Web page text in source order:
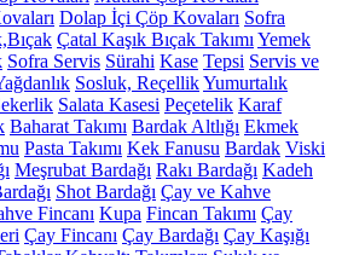
Dolap İçi Çöp Kovaları Sofra
Çatal Kaşık Bıçak Takımı Yemek
Sofra Servis Sürahi Kase Tepsi Servis ve
Sosluk, ReçellikYumurtalık
Salata Kasesi Peçetelik Karaf
Baharat Takımı Bardak Altlığı Ekmek
Pasta Takımı Kek Fanusu Bardak Viski
Meşrubat Bardağı Rakı Bardağı Kadeh
Shot Bardağı Çay ve Kahve
Fincanı Kupa Fincan Takımı Çay
Çay Fincanı Çay Bardağı Çay Kaşığı